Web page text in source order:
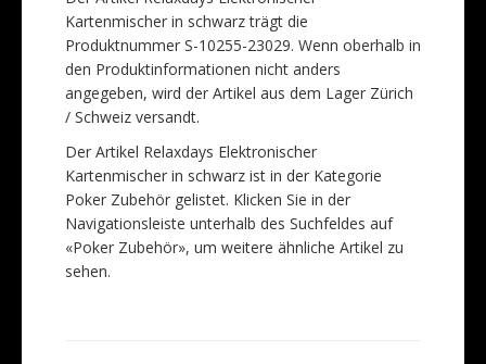
Kartenmischer in schwarz trägt die
Produktnummer S-10255-23029. Wenn oberhalb in
den Produktinformationen nicht anders
angegeben, wird der Artikel aus dem Lager Zürich
/ Schweiz versandt.
Der Artikel Relaxdays Elektronischer
Kartenmischer in schwarz ist in der Kategorie
Poker Zubehör gelistet. Klicken Sie in der
Navigationsleiste unterhalb des Suchfeldes auf
«Poker Zubehör», um weitere ähnliche Artikel zu
sehen.